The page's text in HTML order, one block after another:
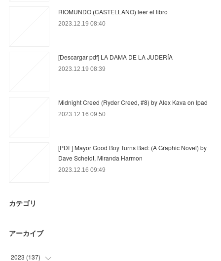
RIOMUNDO (CASTELLANO) leer el libro
2023.12.19 08:40
[Descargar pdf] LA DAMA DE LA JUDERÍA
2023.12.19 08:39
Midnight Creed (Ryder Creed, #8) by Alex Kava on Ipad
2023.12.16 09:50
[PDF] Mayor Good Boy Turns Bad: (A Graphic Novel) by
Dave Scheidt, Miranda Harmon
2023.12.16 09:49
カテゴリ
アーカイブ
2023 (137)